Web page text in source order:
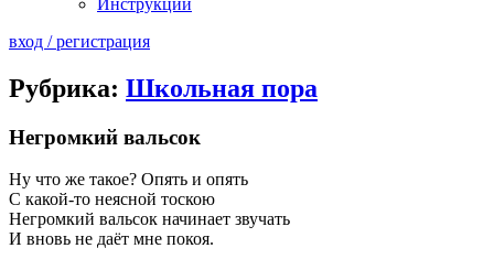
вход / регистрация
Рубрика: Школьная пора
Негромкий вальсок
Ну что же такое? Опять и опять
С какой-то неясной тоскою
Негромкий вальсок начинает звучать
И вновь не даёт мне покоя.